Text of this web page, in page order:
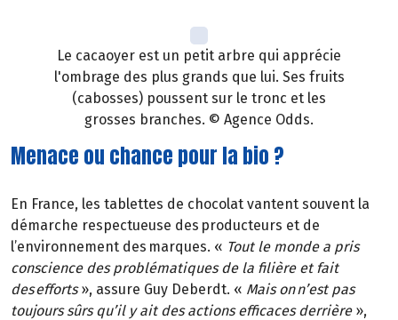
Le cacaoyer est un petit arbre qui apprécie
l'ombrage des plus grands que lui. Ses fruits
(cabosses) poussent sur le tronc et les
grosses branches. © Agence Odds.
Menace ou chance pour la bio ?
En France, les tablettes de chocolat vantent souvent la
démarche respectueuse des producteurs et de
l’environnement des marques. « Tout le monde a pris
conscience des problématiques de la filière et fait
des efforts», assure Guy Deberdt. « Mais on n’est pas
toujours sûrs qu’il y ait des actions efficaces derrière»,